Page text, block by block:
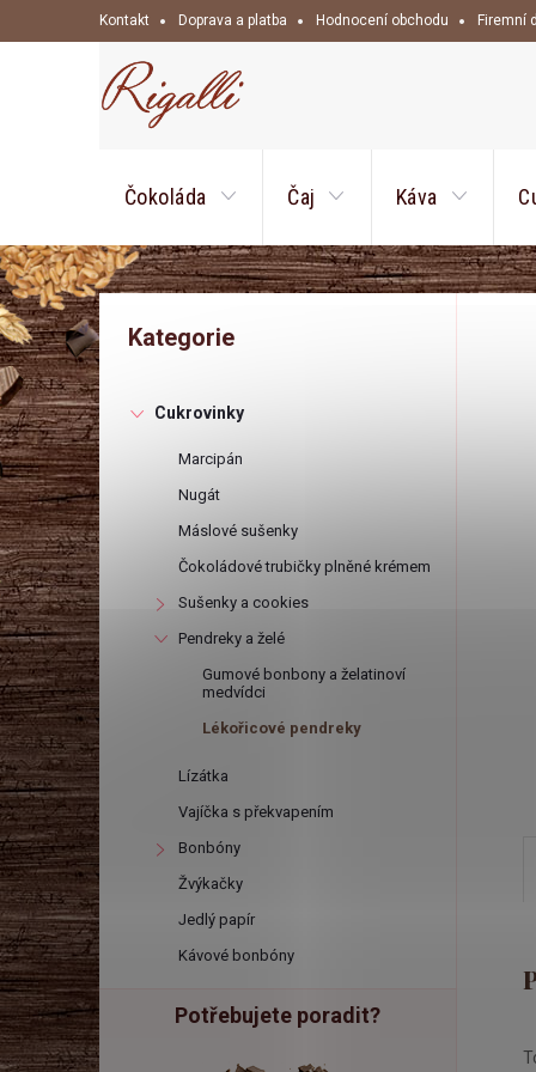
na
Kontakt Doprava a platba Hodnocení obchodu Firemní
Čokoláda Čaj Káva
P
o
s
t
r
a
n
n
í
p
a
n
e
Přeskočit
kategorie
Kategorie
Cukrovinky
Marcipán
Nugát
Máslové sušenky
Čokoládové trubičky plněné krémem
Sušenky a cookies
Pendreky a želé
Gumové bonbony a želatinoví
medvídci
Lékořicové pendreky
Lízátka
Vajíčka s překvapením
Bonbóny
Žvýkačky
Jedlý papír
Kávové bonbóny
Potřebujete poradit?